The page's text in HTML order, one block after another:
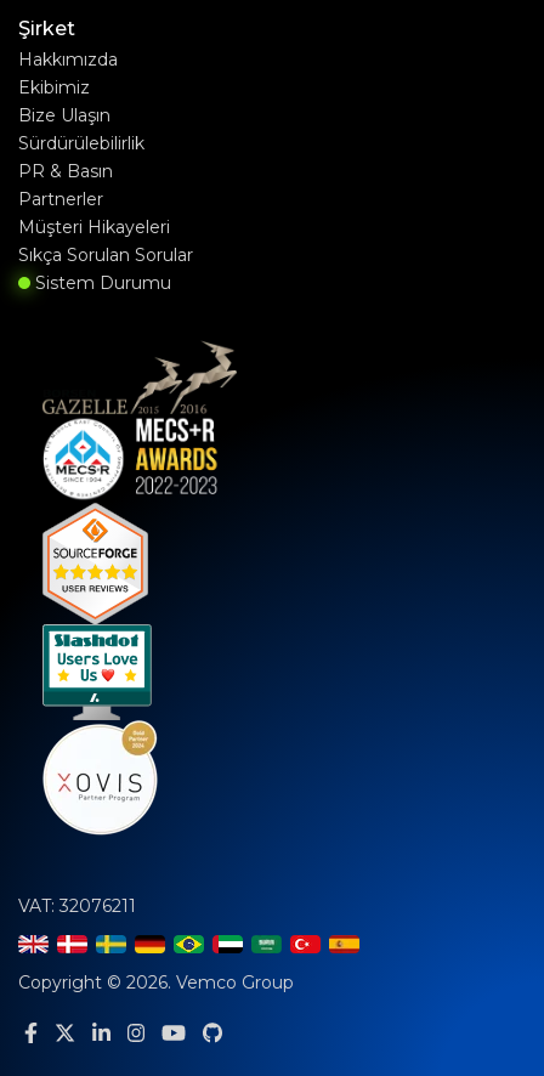
Şirket
Hakkımızda
Ekibimiz
Bize Ulaşın
Sürdürülebilirlik
PR & Basın
Partnerler
Müşteri Hikayeleri
Sıkça Sorulan Sorular
Sistem Durumu
VAT: 32076211
Copyright © 2026. Vemco Group